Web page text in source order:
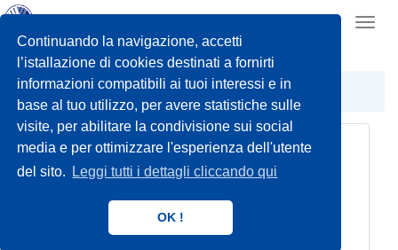
Continuando la navigazione, accetti
l’istallazione di cookies destinati a fornirti
informazioni compatibili ai tuoi interessi e in
base al tuo utilizzo, per avere statistiche sulle
visite, per abilitare la condivisione sui social
media e per ottimizzare l'esperienza dell'utente
del sito.
Leggi tutti i dettagli cliccando qui
OK !
CARROZZINE ELETTRONICHE INTERNO